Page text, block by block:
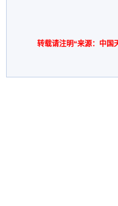
转载请注明“来源：中国